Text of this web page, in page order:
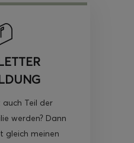
Teil der
werden? Dann
gleich meinen